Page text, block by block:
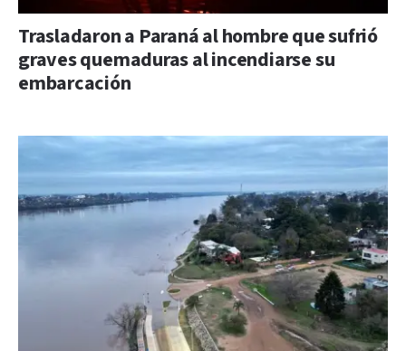
Trasladaron a Paraná al hombre que sufrió
graves quemaduras al incendiarse su
embarcación